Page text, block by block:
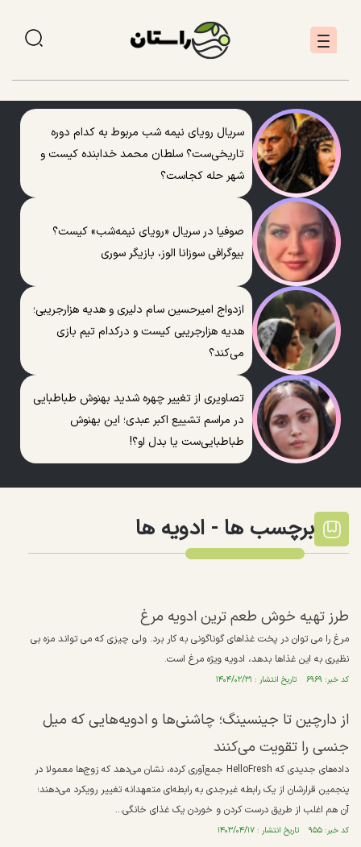
سریال رویای نیمه شب مربوط به کدام دوره
تاریخی‌ست؟ سلطان محمد خدابنده کیست و
شهر حله کجاست؟
صوفیا در سریال «رویای نیمه‌شب» کیست؟
بیوگرافی سوزانا الوز، بازیگر سوری
ازدواج امیرحسین سام دلیری و هدیه هزارجریبی؛
هدیه هزارجریبی کیست و درکدام تیم بازی
می‌کند؟
تصاویری از تغییر چهره شدید بهنوش طباطبایی
در مراسم تشییع اکبر عبدی؛ این بهنوش
طباطبایی‌ست یا بدل او؟!
برچسب ها - ادویه ها
طرز تهیه خوش طعم ترین ادویه مرغ
مرغ را می توان در پخت غذاهای گوناگونی به کار برد. ولی چیزی که می تواند مزه بی
نظیری به این غذاها بدهد، ادویه ویژه مرغ است.
کد خبر: ۶۹۶۹ تاریخ انتشار : ۱۴۰۴/۰۲/۳۱
از دارچین تا جینسینگ؛ چاشنی‌ها و ادویه‌هایی که میل
جنسی را تقویت می‌کنند
داده‌های جدیدی که HelloFresh جمع‌آوری کرده، نشان می‌دهد که زوج‌ها معمولا در
پنجمین قرارشان از یک رابطه غیرجدی به رابطه‌ای متعهدانه تغییر رویکرد می‌دهند؛
آن هم اغلب از طریق درست کردن و خوردن یک غذای خانگی...
کد خبر: ۹۵۵ تاریخ انتشار : ۱۴۰۳/۰۴/۱۷